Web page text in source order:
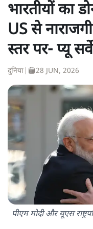
भारतीयों का
US से
स्तर पर- प्यू सर्वे
दुनिया 28 JUN, 2026
पीएम मोदी और यूएस